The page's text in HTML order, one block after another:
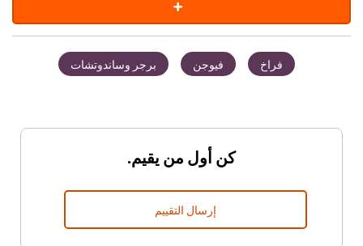
فراخ فيوجن برجر وساندوتشات
كن أول من يقيم.
إرسال التقييم